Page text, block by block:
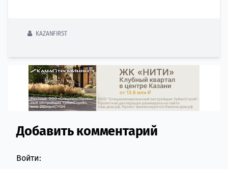
KAZANFIRST
Comment section
Добавить комментарий
Войти: